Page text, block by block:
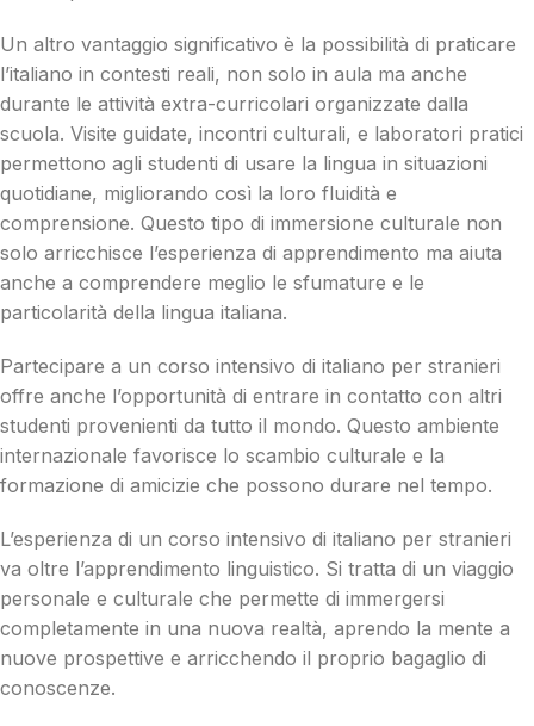
Un altro vantaggio significativo è la possibilità di praticare
l’italiano in contesti reali, non solo in aula ma anche
durante le attività extra-curricolari organizzate dalla
scuola. Visite guidate, incontri culturali, e laboratori pratici
permettono agli studenti di usare la lingua in situazioni
quotidiane, migliorando così la loro fluidità e
comprensione. Questo tipo di immersione culturale non
solo arricchisce l’esperienza di apprendimento ma aiuta
anche a comprendere meglio le sfumature e le
particolarità della lingua italiana.
Partecipare a un corso intensivo di italiano per stranieri
offre anche l’opportunità di entrare in contatto con altri
studenti provenienti da tutto il mondo. Questo ambiente
internazionale favorisce lo scambio culturale e la
formazione di amicizie che possono durare nel tempo.
L’esperienza di un corso intensivo di italiano per stranieri
va oltre l’apprendimento linguistico. Si tratta di un viaggio
personale e culturale che permette di immergersi
completamente in una nuova realtà, aprendo la mente a
nuove prospettive e arricchendo il proprio bagaglio di
conoscenze.